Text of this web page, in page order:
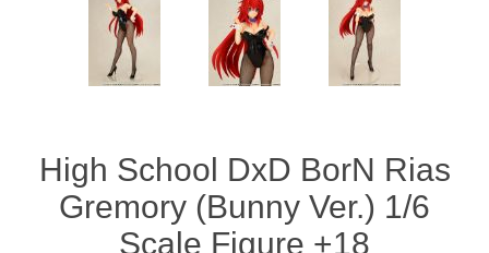
High School DxD BorN Rias
Gremory (Bunny Ver.) 1/6
Scale Figure +18